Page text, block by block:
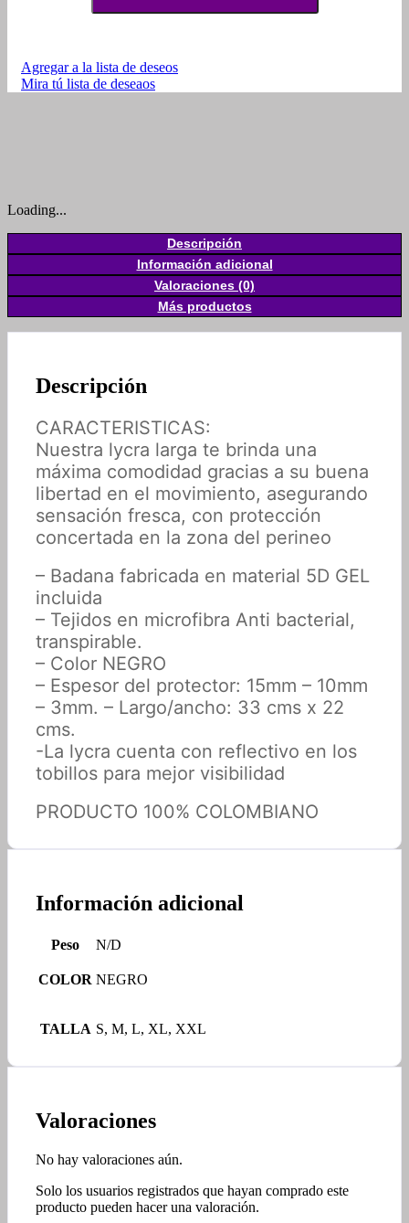
Agregar a la lista de deseos
Mira tú lista de deseaos
Loading...
Descripción
Información adicional
Valoraciones (0)
Más productos
Descripción
CARACTERISTICAS:
Nuestra lycra larga te brinda una
máxima comodidad gracias a su buena
libertad en el movimiento, asegurando
sensación fresca, con protección
concertada en la zona del perineo
– Badana fabricada en material 5D GEL
incluida
– Tejidos en microfibra Anti bacterial,
transpirable.
– Color NEGRO
– Espesor del protector: 15mm – 10mm
– 3mm. – Largo/ancho: 33 cms x 22
cms.
-La lycra cuenta con reflectivo en los
tobillos para mejor visibilidad
PRODUCTO 100% COLOMBIANO
Información adicional
Peso N/D
COLOR NEGRO
TALLA S, M, L, XL, XXL
Valoraciones
No hay valoraciones aún.
Solo los usuarios registrados que hayan comprado este
producto pueden hacer una valoración.